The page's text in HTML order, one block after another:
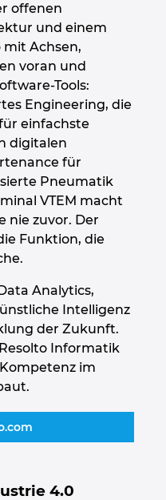
offenen
und einem
Achsen,
voran und
Tools:
Engineering, die
einfachste
digitalen
für
Pneumatik
VTEM macht
nie zuvor. Der
Funktion, die
Analytics,
Intelligenz
der Zukunft.
Informatik
im
4.0